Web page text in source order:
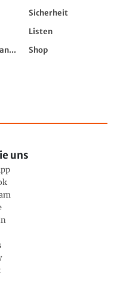
Sicherheit
Listen
Shop
uns